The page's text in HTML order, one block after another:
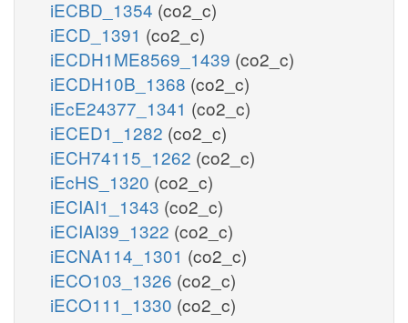
iECBD_1354 (co2_c)
iECD_1391 (co2_c)
iECDH1ME8569_1439 (co2_c)
iECDH10B_1368 (co2_c)
iEcE24377_1341 (co2_c)
iECED1_1282 (co2_c)
iECH74115_1262 (co2_c)
iEcHS_1320 (co2_c)
iECIAI1_1343 (co2_c)
iECIAI39_1322 (co2_c)
iECNA114_1301 (co2_c)
iECO103_1326 (co2_c)
iECO111_1330 (co2_c)